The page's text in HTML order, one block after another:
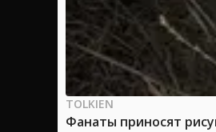
TOLKIEN
Фанаты приносят